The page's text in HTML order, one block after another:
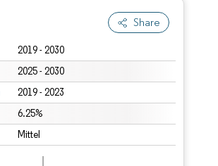
Share
2019 - 2030
2025 - 2030
2019 - 2023
6.25%
Mittel